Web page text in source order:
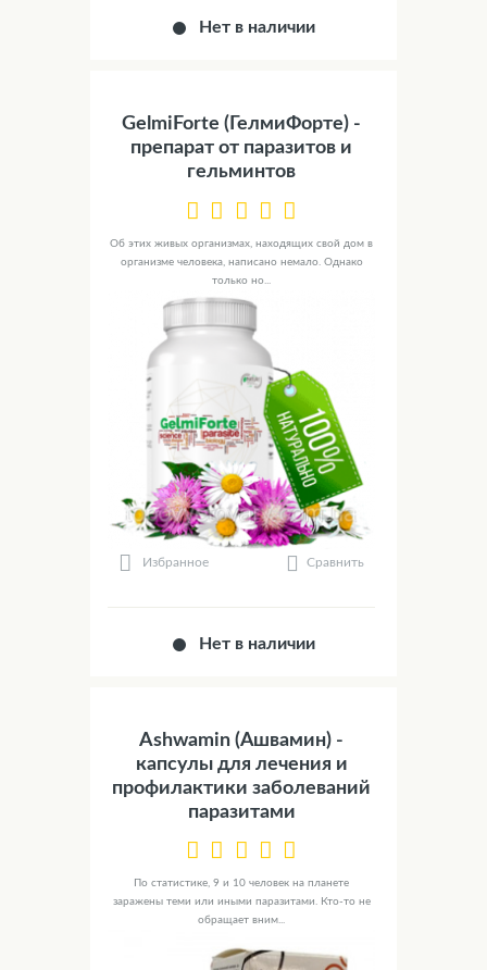
Нет в наличии
GelmiForte (ГелмиФорте) -
препарат от паразитов и
гельминтов
Об этих живых организмах, находящих свой дом в
организме человека, написано немало. Однако
только но...
Избранное Сравнить
Нет в наличии
Ashwamin (Ашвамин) -
капсулы для лечения и
профилактики заболеваний
паразитами
По статистике, 9 и 10 человек на планете
заражены теми или иными паразитами. Кто-то не
обращает вним...